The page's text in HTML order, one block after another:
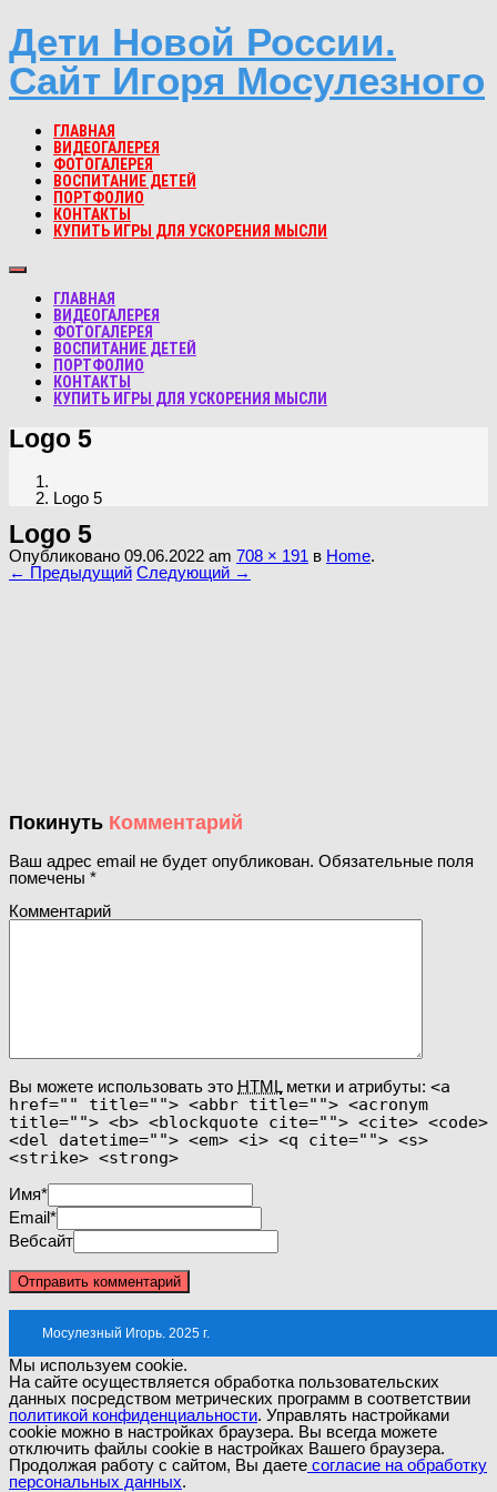
Дети Новой России.
Сайт Игоря Мосулезного
ГЛАВНАЯ
ВИДЕОГАЛЕРЕЯ
ФОТОГАЛЕРЕЯ
ВОСПИТАНИЕ ДЕТЕЙ
ПОРТФОЛИО
КОНТАКТЫ
КУПИТЬ ИГРЫ ДЛЯ УСКОРЕНИЯ МЫСЛИ
ГЛАВНАЯ
ВИДЕОГАЛЕРЕЯ
ФОТОГАЛЕРЕЯ
ВОСПИТАНИЕ ДЕТЕЙ
ПОРТФОЛИО
КОНТАКТЫ
КУПИТЬ ИГРЫ ДЛЯ УСКОРЕНИЯ МЫСЛИ
Logo 5
Logo 5
Logo 5
Опубликовано 09.06.2022 am 708 × 191 в Home.
← Предыдущий Следующий →
Покинуть Комментарий
Ваш адрес email не будет опубликован. Обязательные поля
помечены *
Комментарий
Вы можете использовать это HTMLметки и атрибуты: <a
href="" title=""> <abbr title=""> <acronym
title=""> <b> <blockquote cite=""> <cite> <code>
<del datetime=""> <em> <i> <q cite=""> <s>
<strike> <strong>
Имя*
Email*
Вебсайт
Мосулезный Игорь. 2025 г.
Мы используем cookie.
На сайте осуществляется обработка пользовательских
данных посредством метрических программ в соответствии
политикой конфиденциальности. Управлять настройками
cookie можно в настройках браузера. Вы всегда можете
отключить файлы cookie в настройках Вашего браузера.
Продолжая работу с сайтом, Вы даете согласие на обработку
персональных данных.